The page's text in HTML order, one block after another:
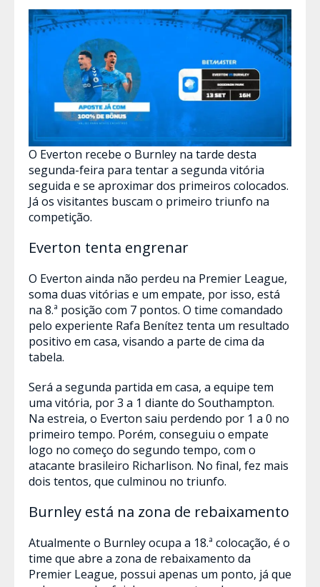
O Everton recebe o Burnley na tarde desta
segunda-feira para tentar a segunda vitória
seguida e se aproximar dos primeiros colocados.
Já os visitantes buscam o primeiro triunfo na
competição.
Everton tenta engrenar
O Everton ainda não perdeu na Premier League,
soma duas vitórias e um empate, por isso, está
na 8.ª posição com 7 pontos. O time comandado
pelo experiente Rafa Benítez tenta um resultado
positivo em casa, visando a parte de cima da
tabela.
Será a segunda partida em casa, a equipe tem
uma vitória, por 3 a 1 diante do Southampton.
Na estreia, o Everton saiu perdendo por 1 a 0 no
primeiro tempo. Porém, conseguiu o empate
logo no começo do segundo tempo, com o
atacante brasileiro Richarlison. No final, fez mais
dois tentos, que culminou no triunfo.
Burnley está na zona de rebaixamento
Atualmente o Burnley ocupa a 18.ª colocação, é o
time que abre a zona de rebaixamento da
Premier League, possui apenas um ponto, já que